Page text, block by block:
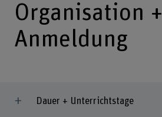
Organisation +
Anmeldung
Dauer + Unterrichtstage